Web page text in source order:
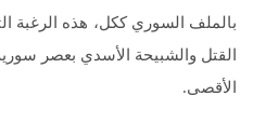
بالملف السوري ككل، هذه الرغبة
القتل والشبيحة الأسدي بعصر
الأقصى.